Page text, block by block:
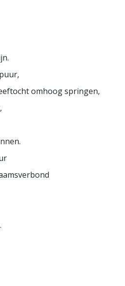
omhoog springen,